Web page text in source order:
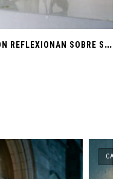
P
IONEROS DE LA COMUNICACIÓN REFLEXIONAN SOBRE SOBERANÍA CULTURAL Y JUSTICIA EN ALAIC 2026